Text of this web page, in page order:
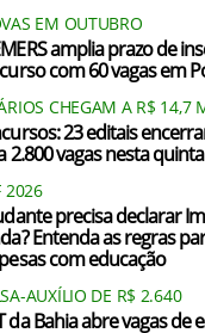
EM OUTUBRO
amplia prazo de
com 60 vagas em
CHEGAM A R$ 14,7
23 editais
2.800 vagas nesta
2026
precisa declarar
Entenda as regras
com educação
AUXÍLIO DE R$ 2.640
da Bahia abre vagas de